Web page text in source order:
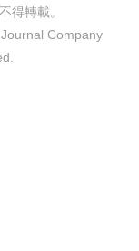
得轉載。
Company